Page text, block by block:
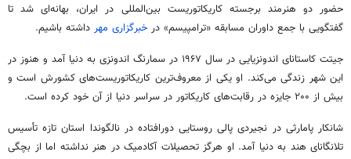
حضور دو هنرمند برجسته کاریکاتوریست بین‌المللی در ایران، بهانه‌ای شد تا
گفتگویی با جمع داوران مسابقه «ترامپیسم» در خبرگزاری مهر داشته باشیم.
جیتت کاستانای اندونزیایی در سال ۱۹۶۷ در سمارنگ اندونزی به دنیا آمد و هنوز در
این شهر زندگی می‌کند. او یکی از معروف‌ترین کاریکاتوریست‌های کشورش است و
بیش از ۲۰۰ جایزه در رقابت‌های کاریکاتور در سراسر دنیا از آن خود کرده است.
شانکار پامارثی در نجیردی پالیروستایی دورافتاده در نالگوندا استان تازه تأسیس
تلانگانای هند به دنیا آمد. او هرگز تحصیلات آکادمیک در هنر نداشته اما از بچگی